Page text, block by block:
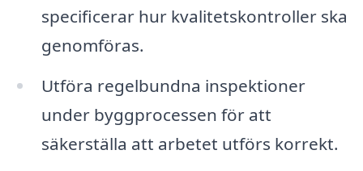
specificerar hur kvalitetskontroller ska
genomföras.
Utföra regelbundna inspektioner
under byggprocessen för att
säkerställa att arbetet utförs korrekt.